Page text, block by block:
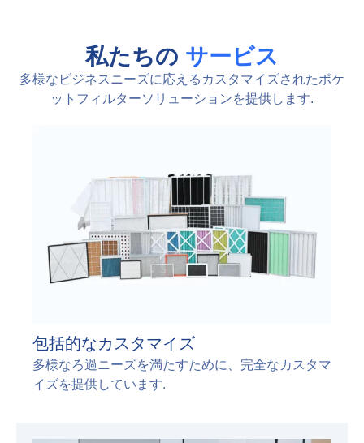
私たちの サービス
多様なビジネスニーズに応えるカスタマイズされたポケ
ットフィルターソリューションを提供します.
包括的なカスタマイズ
多様なろ過ニーズを満たすために、完全なカスタマ
イズを提供しています.